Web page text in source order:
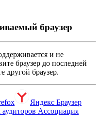
браузер
и не
браузер до последней
другой браузер.
Яндекс Браузер